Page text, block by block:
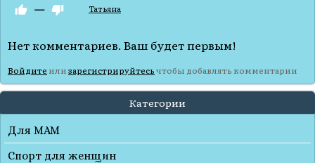
— Татьяна
Нет комментариев. Ваш будет первым!
Войдите илизарегистрируйтесьчтобы добавлять комментарии
Категории
Для МАМ
Спорт для женщин